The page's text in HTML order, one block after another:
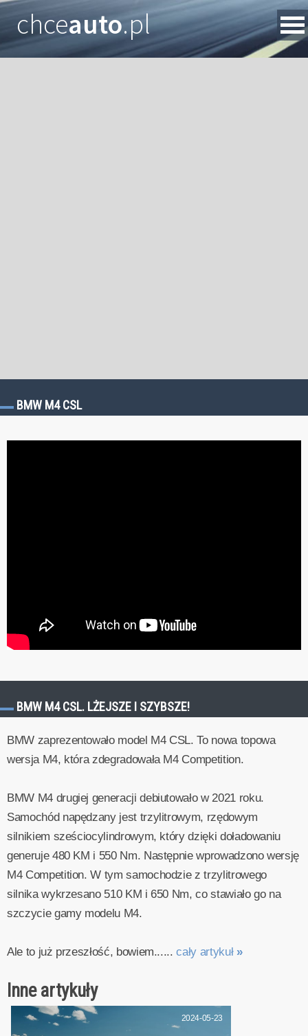
chceauto.pl
BMW M4 CSL
BMW M4 CSL. LŻEJSZE I SZYBSZE!
BMW zaprezentowało model M4 CSL. To nowa topowa
wersja M4, która zdegradowała M4 Competition.
BMW M4 drugiej generacji debiutowało w 2021 roku.
Samochód napędzany jest trzylitrowym, rzędowym
silnikiem sześciocylindrowym, który dzięki doładowaniu
generuje 480 KM i 550 Nm. Następnie wprowadzono wersję
M4 Competition. W tym samochodzie z trzylitrowego
silnika wykrzesano 510 KM i 650 Nm, co stawiało go na
szczycie gamy modelu M4.
Ale to już przeszłość, bowiem......cały artykuł »
Inne artykuły
2024-05-23